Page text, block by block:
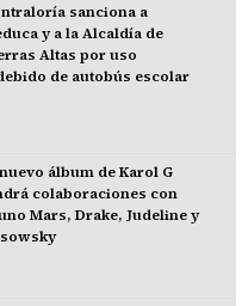
sanciona a
y a la Alcaldía de
Altas por uso
de autobús escolar
álbum de Karol G
colaboraciones con
Mars, Drake, Judeline y